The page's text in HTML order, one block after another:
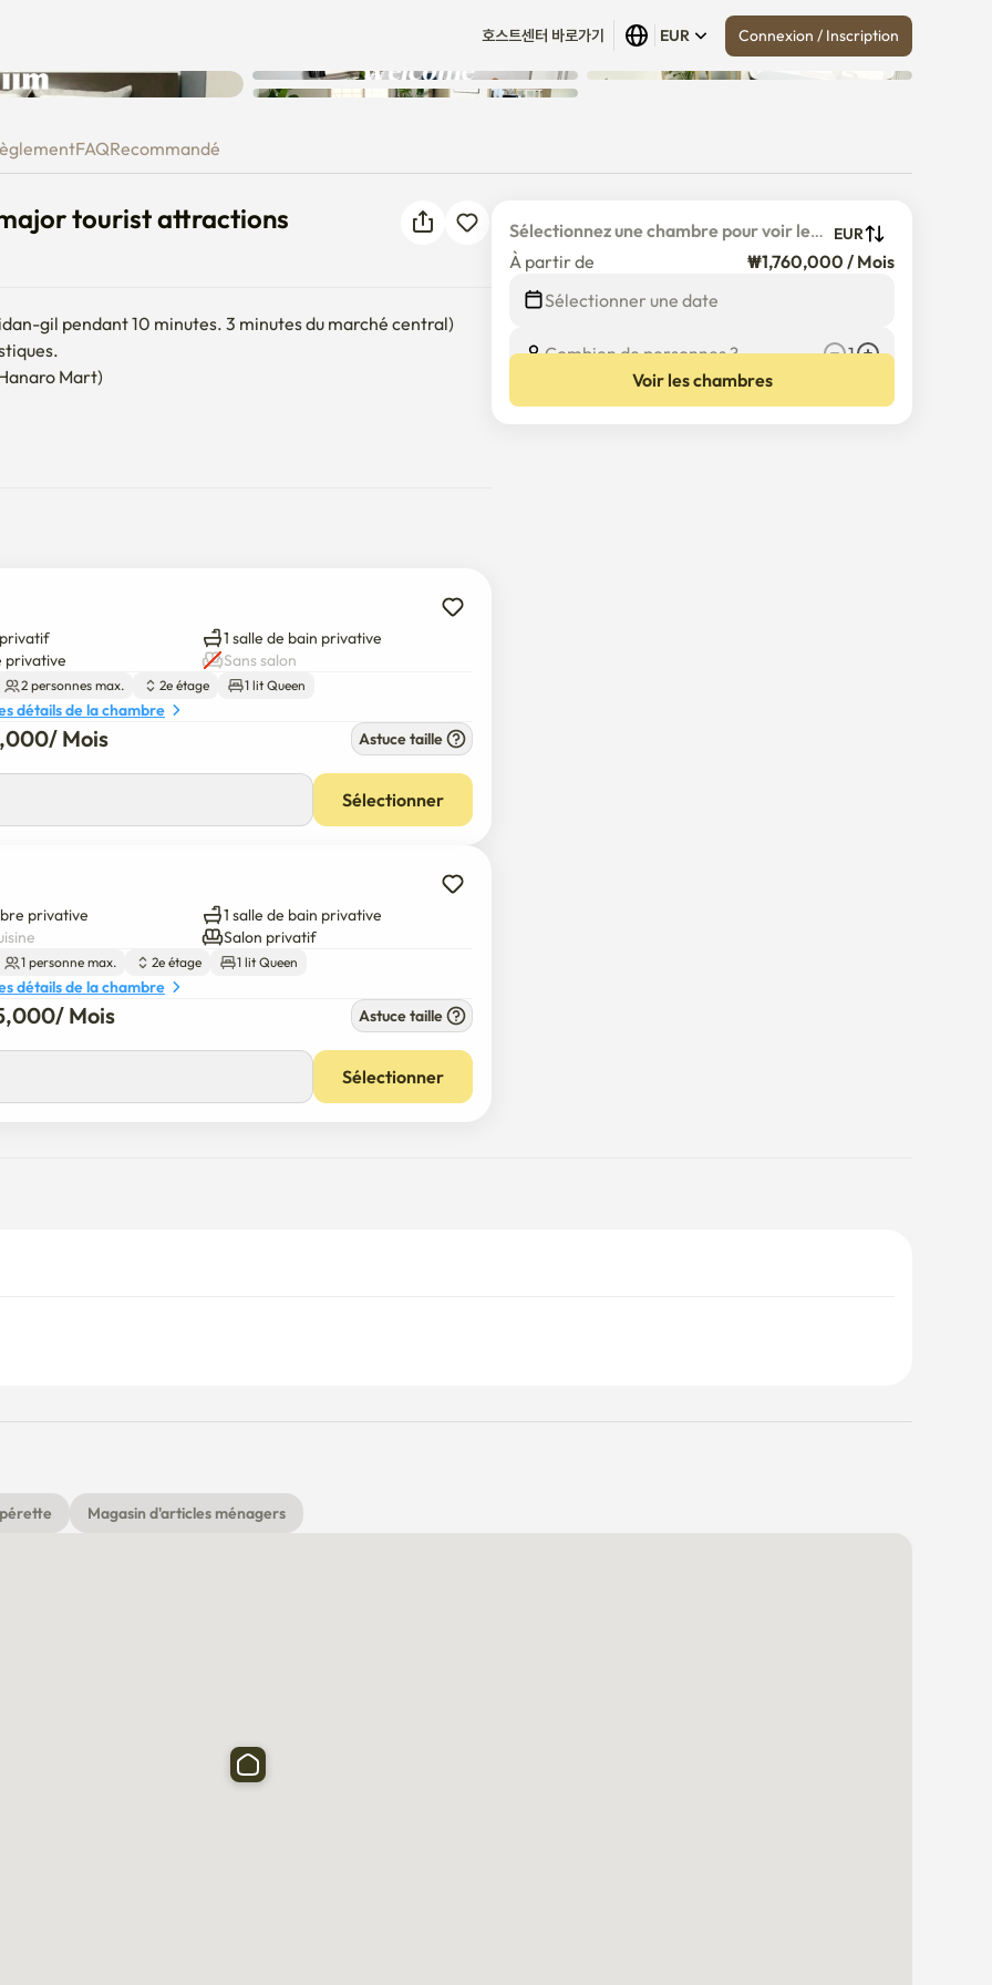
호스트센터 바로가기 EUR Connexion / Inscription
major tourist attractions
Tout afficher (4)
FAQRecommandé
tourist attractions
gil pendant 10 minutes. 3 minutes du marché central)
Mart)
comme des pots, des poêles à frire, des assiettes, des
machines à laver au réfrigérateur.
nettoyant moussant, d'une brosse à dents, d'un dentifrice,
personnes, et si vous êtes pris au-delà du nombre de
gardez ceci à l'esprit.-
1 salle de bain privative
privative
Sans salon
2 personnes max. 2e étage 1 lit Queen
détails de la chambre
/ Mois Astuce taille
Sélectionner
privative
1 salle de bain privative
Salon privatif
1 personne max. 2e étage 1 lit Queen
détails de la chambre
/ Mois Astuce taille
Sélectionner
Sélectionnez une chambre pour voir le
prix détaillé
EUR
À partir de
₩1,760,000 / Mois
Sélectionner une date
Combien de personnes ?
1
Voir les chambres
Magasin d'articles ménagers